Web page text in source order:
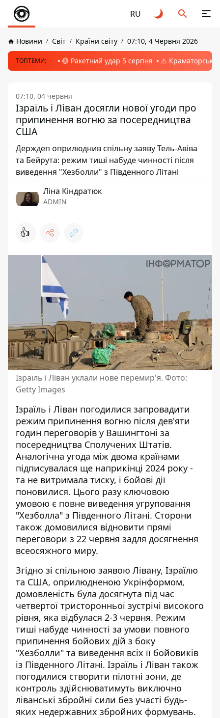
RU
Новини Світ Країни світу 07:10, 4 Червня 2026
ТОПТЕМИ: 🔴 Ракетний удар 5 серпня ⚠️ Краматорськ,
07:10, 04 червня
Ізраїль і Ліван досягли нової угоди про
припинення вогню за посередництва
США
Держдеп оприлюднив спільну заяву Тель-Авіва
та Бейрута: режим тиші набуде чинності після
виведення "Хезболли" з Південного Літані
Ліна Кіндратюк
ADMIN
👍
Ізраїль і Ліван уклали нове перемир'я. Фото:
Getty Images
Ізраїль і Ліван погодилися запровадити
режим припинення вогню після дев'яти
годин переговорів у Вашингтоні за
посередництва Сполучених Штатів.
Аналогічна угода між двома країнами
підписувалася ще наприкінці 2024 року -
та не витримала тиску, і бойові дії
поновилися. Цього разу ключовою
умовою є повне виведення угруповання
"Хезболла" з Південного Літані. Сторони
також домовилися відновити прямі
переговори з 22 червня задля досягнення
всеосяжного миру.
Згідно зі спільною заявою Лівану, Ізраїлю
та США, оприлюдненою Укрінформом,
домовленість була досягнута під час
четвертої тристоронньої зустрічі високого
рівня, яка відбулася 2-3 червня. Режим
тиші набуде чинності за умови повного
припинення бойових дій з боку
"Хезболли" та виведення всіх її бойовиків
із Південного Літані. Ізраїль і Ліван також
погодилися створити пілотні зони, де
контроль здійснюватимуть виключно
ліванські збройні сили без участі будь-
яких недержавних збройних формувань.